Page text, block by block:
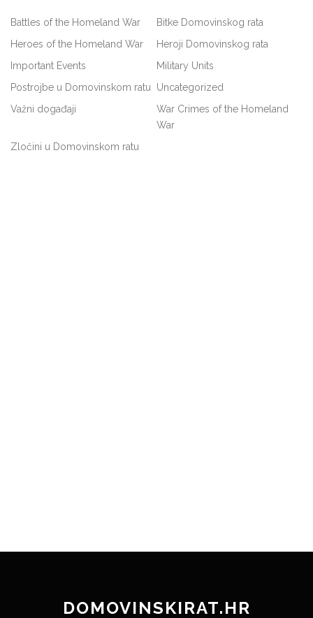
Battles of the Homeland War
Bitke Domovinskog rata
Heroes of the Homeland War
Heroji Domovinskog rata
Important Events
Military Units
Postrojbe u Domovinskom ratu
Uncategorized
Važni događaji
War Crimes of the Homeland
War
Zločini u Domovinskom ratu
DOMOVINSKIRAT.HR